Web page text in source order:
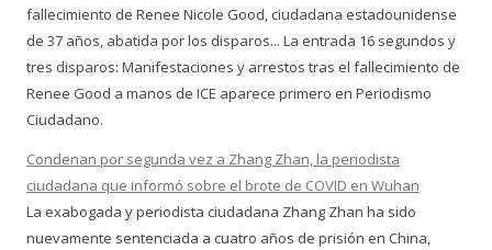
fallecimiento de Renee Nicole Good, ciudadana estadounidense
de 37 años, abatida por los disparos... La entrada 16 segundos y
tres disparos: Manifestaciones y arrestos tras el fallecimiento de
Renee Good a manos de ICE aparece primero en Periodismo
Ciudadano.
Condenan por segunda vez a Zhang Zhan, la periodista
ciudadana que informó sobre el brote de COVID en Wuhan
La exabogada y periodista ciudadana Zhang Zhan ha sido
nuevamente sentenciada a cuatro años de prisión en China,